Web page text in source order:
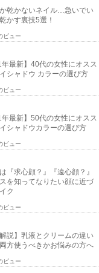
乾かないネイル…急いでい
かす裏技5選！
ビュー
年最新】40代の女性にオスス
シャドウ カラーの選び方
ビュー
年最新】50代の女性にオスス
シャドウカラーの選び方
ビュー
『求心顔？』『遠心顔？』
を知ってなりたい顔に近づ
ク
ビュー
解説】乳液とクリームの違い
方使うべきかお悩みの方へ
ビュー